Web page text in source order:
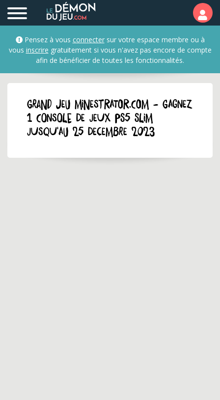
Pensez à vous connectersur votre espace membre ou à
vous inscrire gratuitement si vous n'avez pas encore de compte
afin de bénéficier de toutes les fonctionnalités.
GRAND JEU minestrator.com - Gagnez
1 console de jeux PS5 Slim
jusqu'au 25 decembre 2023